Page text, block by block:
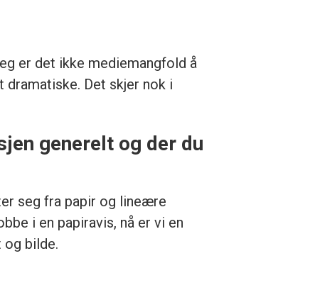
er det ikke mediemangfold å
dramatiske. Det skjer nok i
generelt og der du
seg fra papir og lineære
i en papiravis, nå er vi en
bilde.